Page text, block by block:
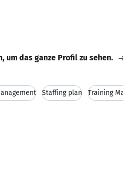
um das ganze Profil zu sehen.
Staffing plan Training